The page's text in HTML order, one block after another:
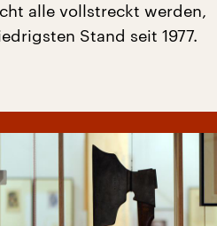
alle vollstreckt werden,
Stand seit 1977.